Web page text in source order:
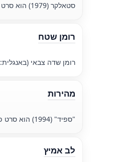
סטאלקר (1979) הוא סרט מדע בדיוני פילוסופי המבוסס על עבודתם של האחים סטרוגצקי, החוקר את טבע האדם וערך החיים דרך מסע לאזור המסתורי.
רומן שטח
רומן שדה צבאי (באנגלית: Military Field Novel, 1983) הוא סיפור רומנטי על רופא וקצין שאהבתו מתעוררת במהלך המלחמה הפטריוטית הגדולה, אך עומד בפני ניסיונות קשים במהלך המלחמה.
מהירות
"ספיד" (1994) הוא סרט פעולה מתוח על שוטר שמנסה לסובב אוטובוס במהירות מעל 50 קמ "ש כדי להימנע מפצצה שהוסתרה על הסיפון.
לב אמיץ